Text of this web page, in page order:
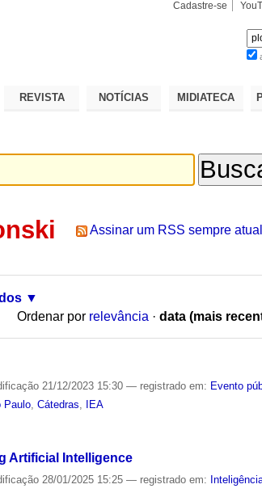
Cadastre-se
REVISTA NOTÍCIAS MIDIATECA
Assinar um RSS sempre
Ordenar por relevância · data (mais
21/12/2023 15:30— registrado em: Evento
Paulo ,Cátedras IEA
Artificial Intelligence
28/01/2025 15:25— registrado em: